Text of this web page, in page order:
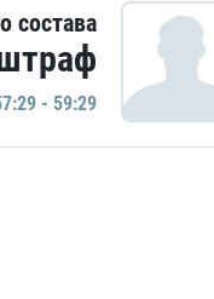
состава
- 59:29